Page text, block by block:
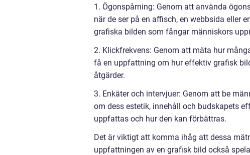
1. Ögonspårning: Genom att använda
när de ser på en affisch, en webbsida eller
grafiska bilden som fångar människors
2. Klickfrekvens: Genom att mäta hur
få en uppfattning om hur effektiv grafisk
åtgärder.
3. Enkäter och intervjuer: Genom att be
om dess estetik, innehåll och budskapets
uppfattas och hur den kan förbättras.
Det är viktigt att komma ihåg att dessa
uppfattningen av en grafisk bild också